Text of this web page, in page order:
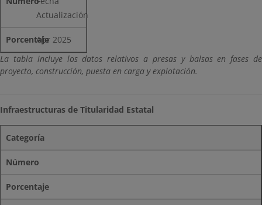
Actualización
Abr 2025
La tabla incluye los datos relativos a presas y balsas en fases de
proyecto, construcción, puesta en carga y explotación.
Infraestructuras de Titularidad Estatal
Categoría
Número
Porcentaje